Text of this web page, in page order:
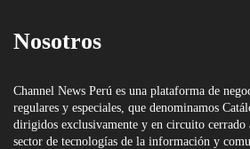
Nosotros
Channel News Perú es una plataforma de
regulares y especiales, que denominamos
dirigidos exclusivamente y en circuito
sector de tecnologías de la información y